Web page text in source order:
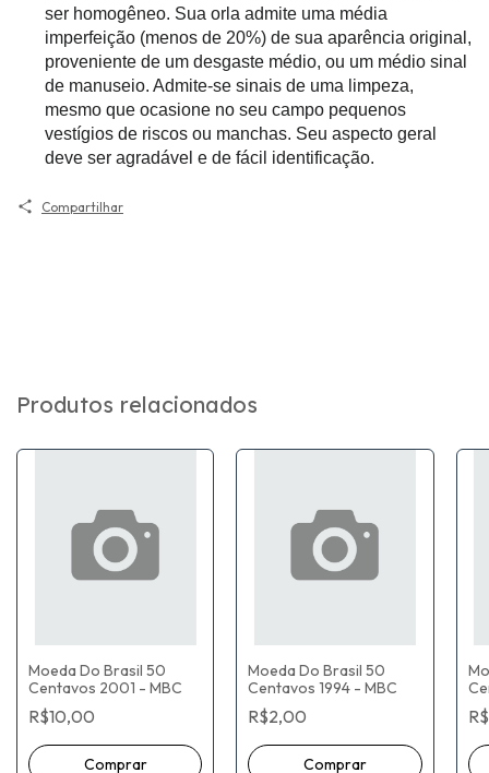
ser homogêneo. Sua orla admite uma média
imperfeição (menos de 20%) de sua aparência original,
proveniente de um desgaste médio, ou um médio sinal
de manuseio. Admite-se sinais de uma limpeza,
mesmo que ocasione no seu campo pequenos
vestígios de riscos ou manchas. Seu aspecto geral
deve ser agradável e de fácil identificação.
Compartilhar
Produtos relacionados
Moeda Do Brasil 50
Centavos 2001 - MBC
R$10,00
Moeda Do Brasil 50
Centavos 1994 - MBC
R$2,00